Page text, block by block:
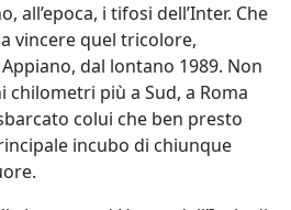
all’epoca, i tifosi dell’Inter. Che
vincere quel tricolore,
dal lontano 1989. Non
chilometri più a Sud, a Roma
colui che ben presto
incubo di chiunque